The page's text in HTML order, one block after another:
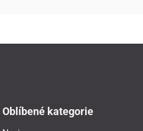
Oblíbené kategorie